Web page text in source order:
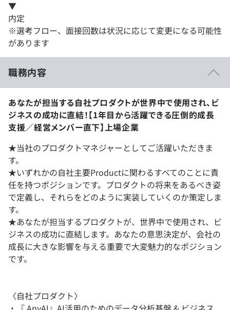
▼
内定
※選考フロー、面接回数は状況に応じて変更になる可能性
があります
職務内容
あなたが担当する自社プロダクトが世界中で使用され、ビ
ジネスの成功に直結！【1年目から活躍できる圧倒的成長
支援／経営メンバー直下】上場企業
★当社のプロダクトマネジャーとしてご活躍いただきま
す。
★いずれかの自社主要Productに関わるすべてのことに責
任を持つポジションです。プロダクトの将来をあるべき姿
で定義し、それらをどのように実装していくのか策定しま
す。
★あなたが担当するプロダクトが、世界中で使用され、ビ
ジネスの成功に直結します。あなたの意思決定が、会社の
成長に大きな影響を与える重要で大変魅力的なポジション
です。
〈自社プロダクト〉